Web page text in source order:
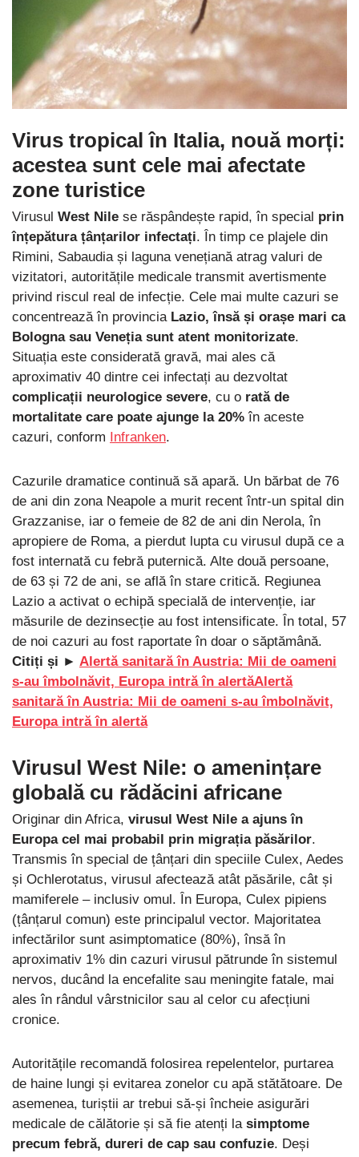
Virus tropical în Italia, nouă morți:
acestea sunt cele mai afectate
zone turistice
Virusul West Nile se răspândește rapid, în special prin
înțepătura țânțarilor infectați. În timp ce plajele din
Rimini, Sabaudia și laguna venețiană atrag valuri de
vizitatori, autoritățile medicale transmit avertismente
privind riscul real de infecție. Cele mai multe cazuri se
concentrează în provincia Lazio, însă și orașe mari ca
Bologna sau Veneția sunt atent monitorizate.
Situația este considerată gravă, mai ales că
aproximativ 40 dintre cei infectați au dezvoltat
complicații neurologice severe, cu o rată de
mortalitate care poate ajunge la 20% în aceste
cazuri, conform
Infranken.
Cazurile dramatice continuă să apară. Un bărbat de 76
de ani din zona Neapole a murit recent într-un spital din
Grazzanise, iar o femeie de 82 de ani din Nerola, în
apropiere de Roma, a pierdut lupta cu virusul după ce a
fost internată cu febră puternică. Alte două persoane,
de 63 și 72 de ani, se află în stare critică. Regiunea
Lazio a activat o echipă specială de intervenție, iar
măsurile de dezinsecție au fost intensificate. În total, 57
de noi cazuri au fost raportate în doar o săptămână.
Citiți și ► Alertă sanitară în Austria: Mii de oameni
s-au îmbolnăvit, Europa intră în alertăAlertă
sanitară în Austria: Mii de oameni s-au îmbolnăvit,
Europa intră în alertă
Virusul West Nile: o amenințare
globală cu rădăcini africane
Originar din Africa, virusul West Nile a ajuns în
Europa cel mai probabil prin migrația păsărilor.
Transmis în special de țânțari din speciile Culex, Aedes
și Ochlerotatus, virusul afectează atât păsările, cât și
mamiferele – inclusiv omul. În Europa, Culex pipiens
(țânțarul comun) este principalul vector. Majoritatea
infectărilor sunt asimptomatice (80%), însă în
aproximativ 1% din cazuri virusul pătrunde în sistemul
nervos, ducând la encefalite sau meningite fatale, mai
ales în rândul vârstnicilor sau al celor cu afecțiuni
cronice.
Autoritățile recomandă folosirea repelentelor, purtarea
de haine lungi și evitarea zonelor cu apă stătătoare. De
asemenea, turiștii ar trebui să-și încheie asigurări
medicale de călătorie și să fie atenți la simptome
precum febră, dureri de cap sau confuzie. Deși